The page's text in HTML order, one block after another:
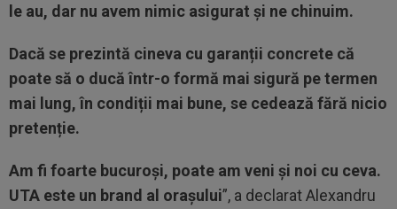
le au, dar nu avem nimic asigurat și ne chinuim.
Dacă se prezintă cineva cu garanții concrete că
poate să o ducă într-o formă mai sigură pe termen
mai lung, în condiții mai bune, se cedează fără nicio
pretenție.
Am fi foarte bucuroși, poate am veni și noi cu ceva.
UTA este un brand al orașului”, a declarat Alexandru